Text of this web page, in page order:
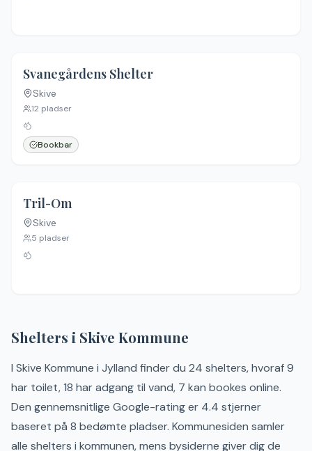
Svanegårdens Shelter
Skive
12 pladser
Bookbar
Ingen billeder
Tril-Om
Skive
5 pladser
Shelters i Skive Kommune
I Skive Kommune i Jylland finder du 24 shelters, hvoraf 9
har toilet, 18 har adgang til vand, 7 kan bookes online.
Den gennemsnitlige Google-rating er 4.4 stjerner
baseret på 8 bedømte pladser. Kommunesiden samler
alle shelters i kommunen, mens bysiderne giver dig de